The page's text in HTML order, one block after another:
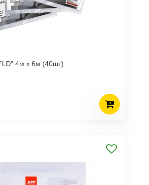
4м х 6м (40шт)